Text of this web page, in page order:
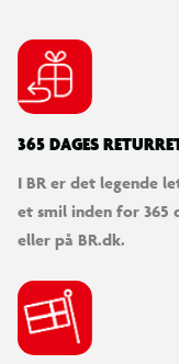
365 DAGES
I BR er det legende
et smil inden for 365
eller på BR.dk.